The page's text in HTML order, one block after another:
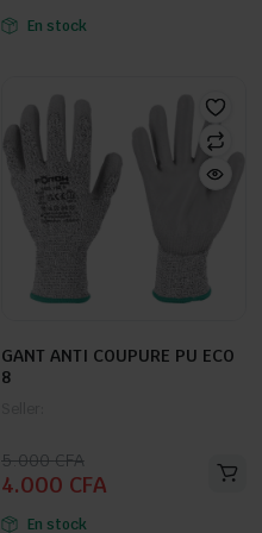
initial
actuel
En stock
GANT ANTI COUPURE PU ECO
8
5.000CFA
Le
prix
initial
4.000 CFA
Le
prix
actuel
En stock